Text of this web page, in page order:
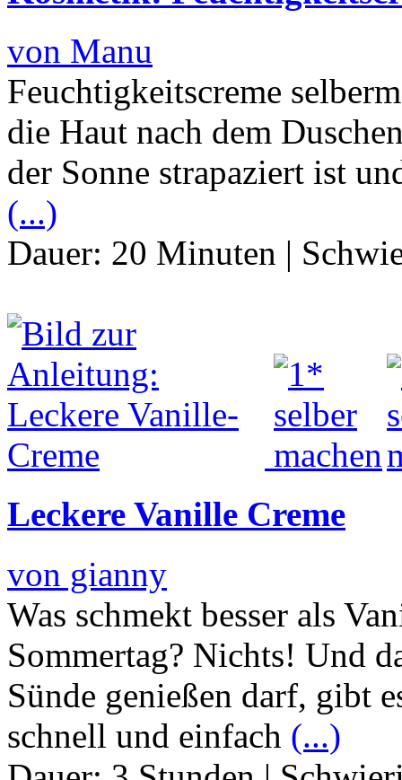
von Manu
Feuchtigkeitscreme
die Haut nach dem
der Sonne strapaziert ist
(...)
Dauer: 20 Minuten |
Leckere Vanille Creme
von gianny
Was schmekt besser als
Sommertag? Nichts! Und
Sünde genießen darf, gibt
schnell und einfach (...)